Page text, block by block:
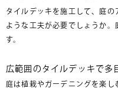
タイルデッキを施工して、庭
ような工夫が必要でしょうか
す。
広範囲のタイルデッキで多
庭は植栽やガーデニングを楽